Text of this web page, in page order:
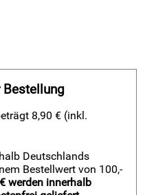
8,90 € (inkl.
Deutschlands
Bestellwert von 100,-
werden innerhalb